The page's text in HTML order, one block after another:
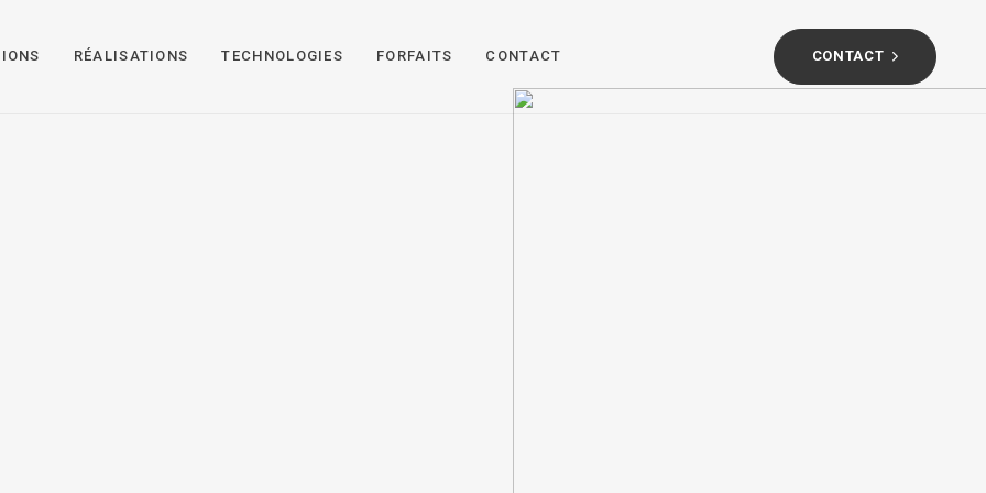
RÉALISATIONS TECHNOLOGIES FORFAITS CONTACT CONTACT